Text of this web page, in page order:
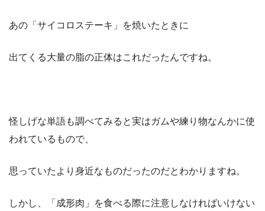
あの「サイコロステーキ」を焼いたときに
出てくる大量の脂の正体はこれだったんですね。
怪しげな単語も調べてみると実はガムや練り物なんかに使
われているもので、
思っていたより身近なものだったのだとわかりますね。
しかし、「成形肉」を食べる際に注意しなければいけない